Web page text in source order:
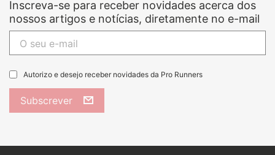
Inscreva-se para receber novidades acerca dos
nossos artigos e notícias, diretamente no e-mail
Autorizo e desejo receber novidades da Pro Runners
Subscrever